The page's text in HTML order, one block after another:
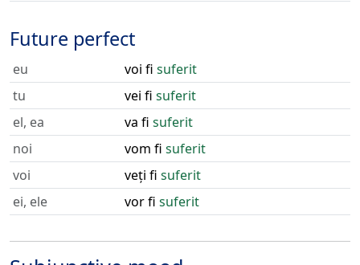
Future perfect
eu voi fi suferit
tu
vei fi suferit
el, ea
va fi suferit
noi
vom fi suferit
voi
veți fi suferit
ei, ele
vor fi suferit